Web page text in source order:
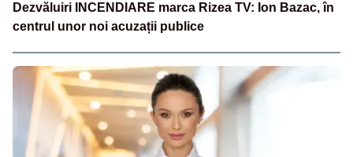
Dezvăluiri INCENDIARE marca Rizea TV: Ion Bazac, în
centrul unor noi acuzații publice